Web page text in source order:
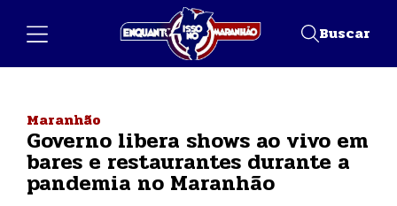
Buscar
Maranhão
Governo libera shows ao vivo em
bares e restaurantes durante a
pandemia no Maranhão